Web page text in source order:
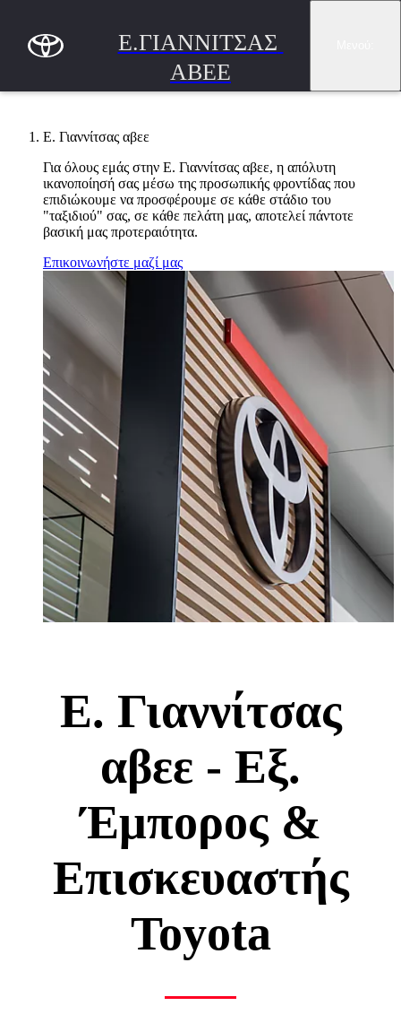
Ε.ΓΙΑΝΝΙΤΣΑΣ
ΑΒΕΕ
Ε. Γιαννίτσας αβεε
Για όλους εμάς στην Ε. Γιαννίτσας αβεε, η απόλυτη
ικανοποίησή σας μέσω της προσωπικής φροντίδας που
επιδιώκουμε να προσφέρουμε σε κάθε στάδιο του
"ταξιδιού" σας, σε κάθε πελάτη μας, αποτελεί πάντοτε
βασική μας προτεραιότητα.
Επικοινωνήστε μαζί μας
Ε. Γιαννίτσας
αβεε - Εξ.
Έμπορος &
Επισκευαστής
Toyota